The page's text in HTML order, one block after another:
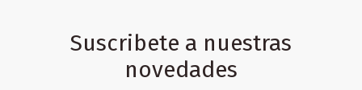
Suscribete a nuestras
novedades